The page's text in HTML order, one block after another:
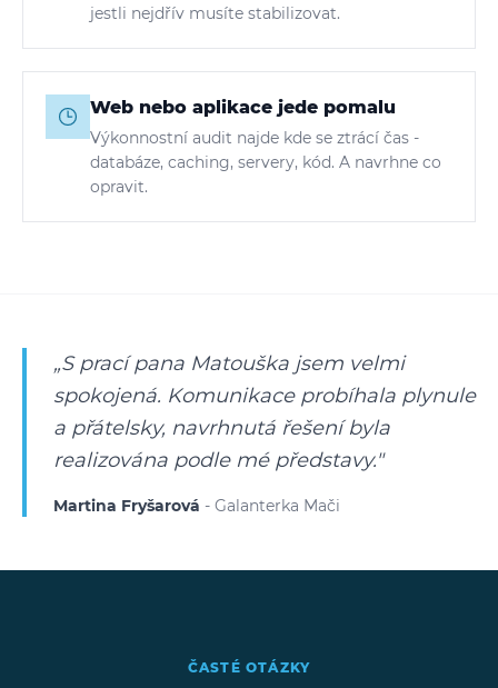
jestli nejdřív musíte stabilizovat.
Web nebo aplikace jede pomalu
Výkonnostní audit najde kde se ztrácí čas -
databáze, caching, servery, kód. A navrhne co
opravit.
„S prací pana Matouška jsem velmi
spokojená. Komunikace probíhala plynule
a přátelsky, navrhnutá řešení byla
realizována podle mé představy."
Martina Fryšarová - Galanterka Mači
ČASTÉ OTÁZKY